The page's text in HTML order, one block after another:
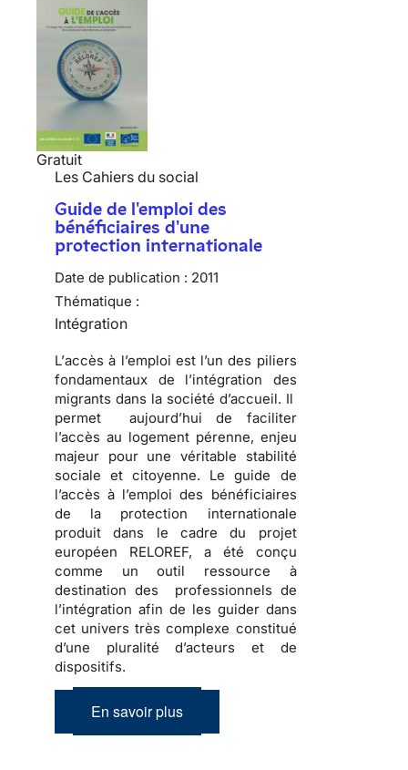
Gratuit
Les Cahiers du social
Guide de l'emploi des
bénéficiaires d'une
protection internationale
Date de publication : 2011
Thématique :
Intégration
L’accès à l’emploi est l’un des piliers
fondamentaux de l’intégration des
migrants dans la société d’accueil. Il
permet aujourd’hui de faciliter
l’accès au logementpérenne, enjeu
majeur pour une véritable stabilité
sociale et citoyenne. Le guide de
l’accès à l’emploi des bénéficiaires
de la protection internationale
produit dans le cadre du projet
européen RELOREF, a été conçu
comme un outil ressource à
destination des professionnels de
l’intégration afin de les guider dans
cet univers très complexe constitué
d’une pluralité d’acteurs et de
dispositifs.
En savoir plus